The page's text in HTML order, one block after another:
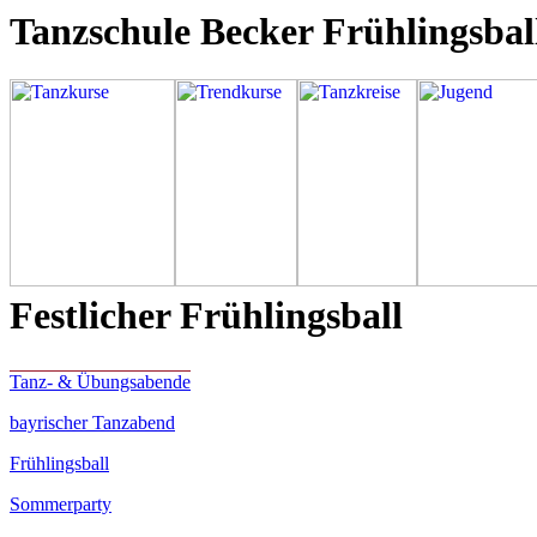
Tanzschule Becker
Festlicher Frühlingsball
Tanz- & Übungsabende
bayrischer Tanzabend
Frühlingsball
Sommerparty